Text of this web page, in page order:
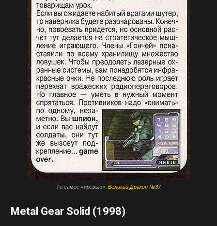
То самое «превью». Великий Дракон №37
Metal Gear Solid (1998)